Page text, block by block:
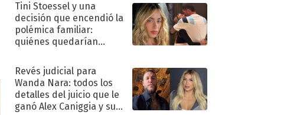
Tini Stoessel y una
decisión que encendió la
polémica familiar:
quiénes quedarían
Revés judicial para
Wanda Nara: todos los
detalles del juicio que le
ganó Alex Caniggia y sus